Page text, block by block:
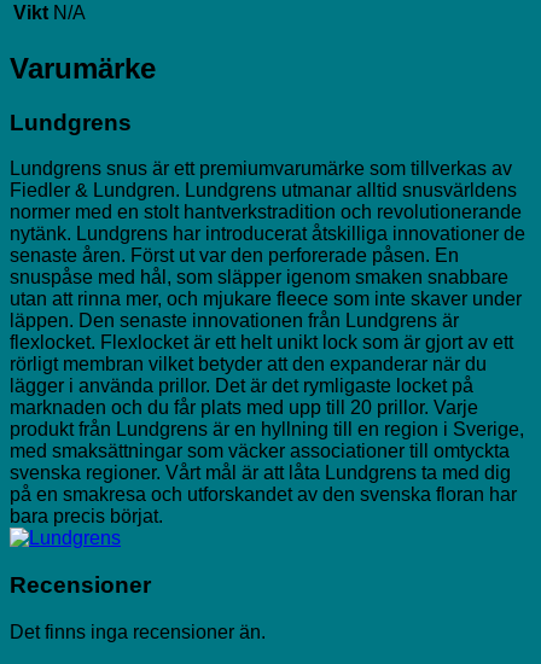
Vikt N/A
Varumärke
Lundgrens
Lundgrens snus är ett premiumvarumärke som tillverkas av
Fiedler & Lundgren. Lundgrens utmanar alltid snusvärldens
normer med en stolt hantverkstradition och revolutionerande
nytänk. Lundgrens har introducerat åtskilliga innovationer de
senaste åren. Först ut var den perforerade påsen. En
snuspåse med hål, som släpper igenom smaken snabbare
utan att rinna mer, och mjukare fleece som inte skaver under
läppen. Den senaste innovationen från Lundgrens är
flexlocket. Flexlocket är ett helt unikt lock som är gjort av ett
rörligt membran vilket betyder att den expanderar när du
lägger i använda prillor. Det är det rymligaste locket på
marknaden och du får plats med upp till 20 prillor. Varje
produkt från Lundgrens är en hyllning till en region i Sverige,
med smaksättningar som väcker associationer till omtyckta
svenska regioner. Vårt mål är att låta Lundgrens ta med dig
på en smakresa och utforskandet av den svenska floran har
bara precis börjat.
Recensioner
Det finns inga recensioner än.